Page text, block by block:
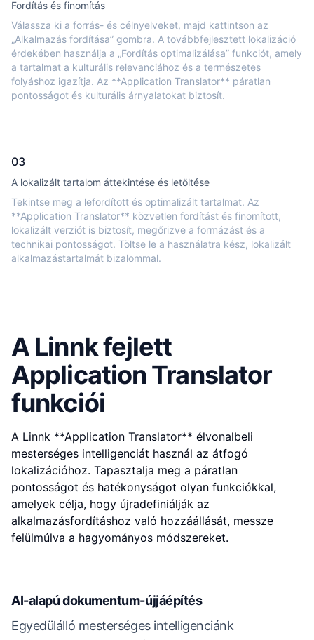
Fordítás és finomítás
Válassza ki a forrás- és célnyelveket, majd kattintson az
„Alkalmazás fordítása” gombra. A továbbfejlesztett lokalizáció
érdekében használja a „Fordítás optimalizálása” funkciót, amely
a tartalmat a kulturális relevanciához és a természetes
folyáshoz igazítja. Az **Application Translator** páratlan
pontosságot és kulturális árnyalatokat biztosít.
03
A lokalizált tartalom áttekintése és letöltése
Tekintse meg a lefordított és optimalizált tartalmat. Az
**Application Translator** közvetlen fordítást és finomított,
lokalizált verziót is biztosít, megőrizve a formázást és a
technikai pontosságot. Töltse le a használatra kész, lokalizált
alkalmazástartalmát bizalommal.
A Linnk fejlett
Application Translator
funkciói
A Linnk **Application Translator** élvonalbeli
mesterséges intelligenciát használ az átfogó
lokalizációhoz. Tapasztalja meg a páratlan
pontosságot és hatékonyságot olyan funkciókkal,
amelyek célja, hogy újradefiniálják az
alkalmazásfordításhoz való hozzáállását, messze
felülmúlva a hagyományos módszereket.
AI-alapú dokumentum-újjáépítés
Egyedülálló mesterséges intelligenciánk